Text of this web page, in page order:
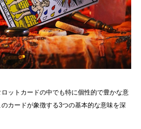
ットカードの中でも特に個性的で豊かな意
カードが象徴する3つの基本的な意味を深